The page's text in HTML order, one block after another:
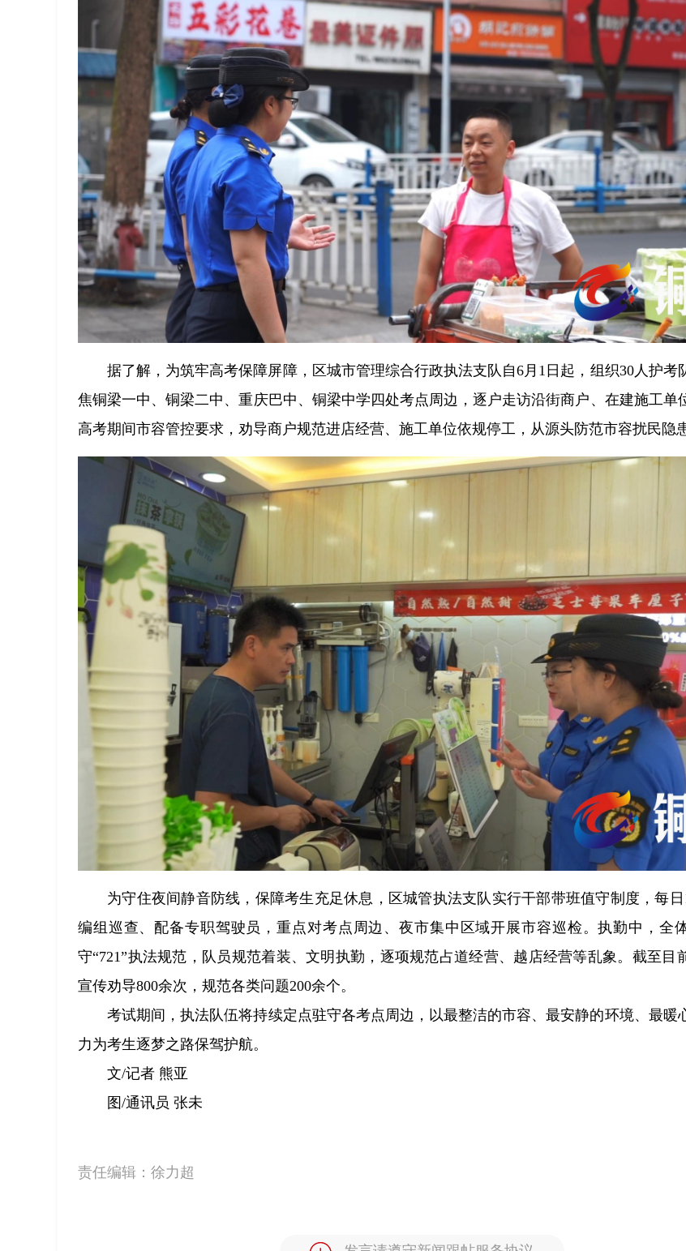
据了解，为筑牢高考保障屏障，区城市管理综合行政执法支队自6月1日起，组织30人护考
焦铜梁一中、铜梁二中、重庆巴中、铜梁中学四处考点周边，逐户走访沿街商户、在建施工单
高考期间市容管控要求，劝导商户规范进店经营、施工单位依规停工，从源头防范市容扰民隐患
为守住夜间静音防线，保障考生充足休息，区城管执法支队实行干部带班值守制度，每
编组巡查、配备专职驾驶员，重点对考点周边、夜市集中区域开展市容巡检。执勤中，全
守“721”执法规范，队员规范着装、文明执勤，逐项规范占道经营、越店经营等乱象。截至目
宣传劝导800余次，规范各类问题200余个。
考试期间，执法队伍将持续定点驻守各考点周边，以最整洁的市容、最安静的环境、最暖
力为考生逐梦之路保驾护航。
文/记者 熊亚
图/通讯员 张未
责任编辑： 徐力超